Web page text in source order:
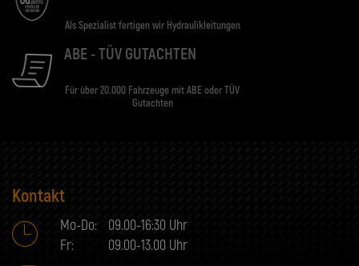
Als Spezialist fertigen wir Hydraulikleitungen
ABE - TÜV GUTACHTEN
Für über 20.000 Fahrzeuge mit ABE oder TÜV
Gutachten
Kontakt
Mo-Do:
09.00-16:30 Uhr
Fr:
09.00-13.00 Uhr